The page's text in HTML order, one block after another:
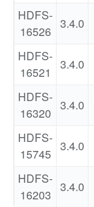
HDFS-
16526
3.4.0
HDFS-
16521
3.4.0
HDFS-
16320
3.4.0
HDFS-
15745
3.4.0
HDFS-
16203
3.4.0